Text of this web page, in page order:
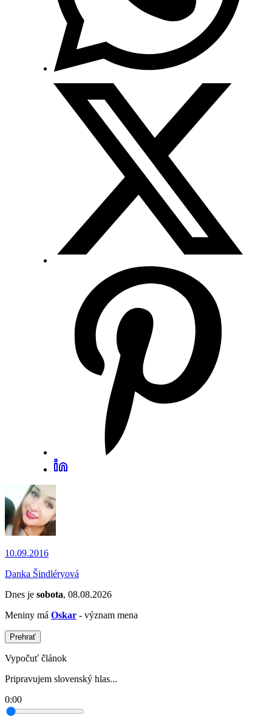
10.09.2016
Danka Šindléryová
Dnes je sobota, 08.08.2026
Meniny má Oskar - význam mena
Prehrať
Vypočuť článok
Pripravujem slovenský hlas...
0:00